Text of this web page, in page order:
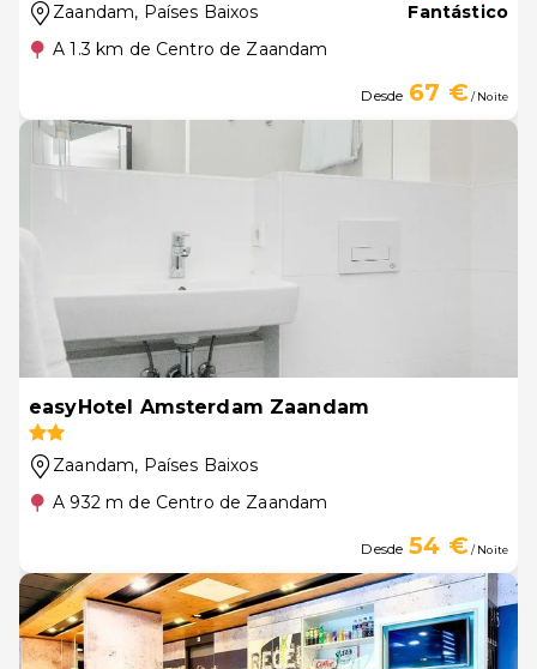
Zaandam, Países Baixos
A 1.3 km de Centro de Zaandam
Fantástico
Desde 67 €/ Noite
easyHotel Amsterdam Zaandam
Zaandam, Países Baixos
A 932 m de Centro de Zaandam
Desde 54 €/ Noite